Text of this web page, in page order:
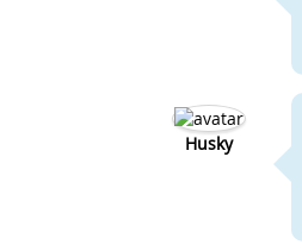
Husky